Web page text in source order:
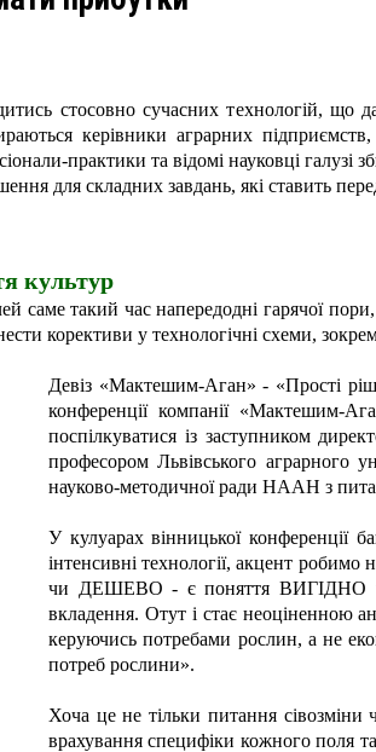
стосовно сучасних технологій, що
керівники аграрних
практики та відомі науковці галузі
для складних завдань, які ставить
культур
саме такий час напередодні гарячої
корективи у технологічні схеми,
Девіз «Мактешим-Аган» - «Прості
конференції компанії «Мактешим-
поспілкуватися із заступником
професором Львівського аграрного
науково-методичної ради НААН з
У кулуарах вінницької конференції
інтенсивні технології, акцент
чи ДЕШЕВО - є поняття ВИГІДНО чи
вкладення. Отут і стає неоціненною
керуючись потребами рослин, а не
потреб рослини».
Хоча це не тільки питання
врахування специфіки кожного поля